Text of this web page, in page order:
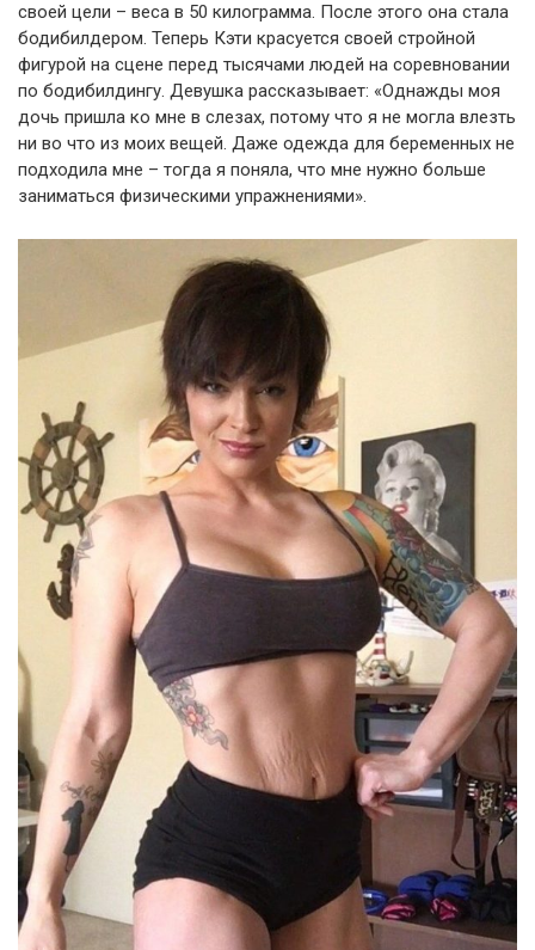
своей цели – веса в 50 килограмма. После этого она стала
бодибилдером. Теперь Кэти красуется своей стройной
фигурой на сцене перед тысячами людей на соревновании
по бодибилдингу. Девушка рассказывает: «Однажды моя
дочь пришла ко мне в слезах, потому что я не могла влезть
ни во что из моих вещей. Даже одежда для беременных не
подходила мне – тогда я поняла, что мне нужно больше
заниматься физическими упражнениями».